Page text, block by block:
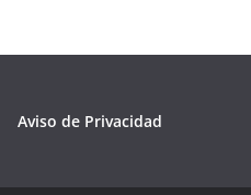
Aviso de Privacidad